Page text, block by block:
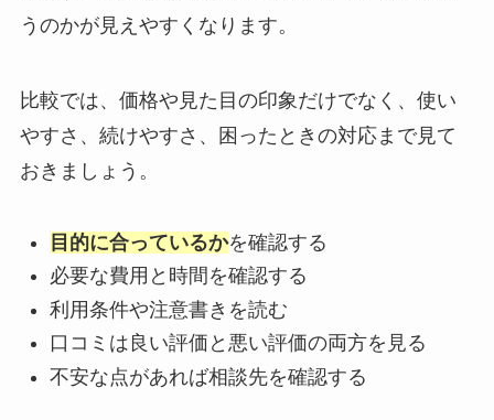
うのかが見えやすくなります。
比較では、価格や見た目の印象だけでなく、使い
やすさ、続けやすさ、困ったときの対応まで見て
おきましょう。
目的に合っているかを確認する
必要な費用と時間を確認する
利用条件や注意書きを読む
口コミは良い評価と悪い評価の両方を見る
不安な点があれば相談先を確認する